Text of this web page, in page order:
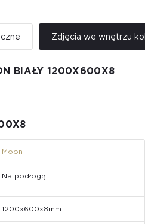
Zdjęcia we wnętrzu
BIAŁY 1200X600X8
Moon
Na podłogę
1200x600x8mm